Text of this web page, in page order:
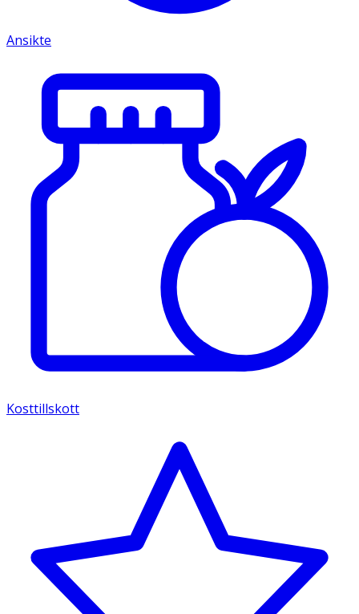
Ansikte
Kosttillskott